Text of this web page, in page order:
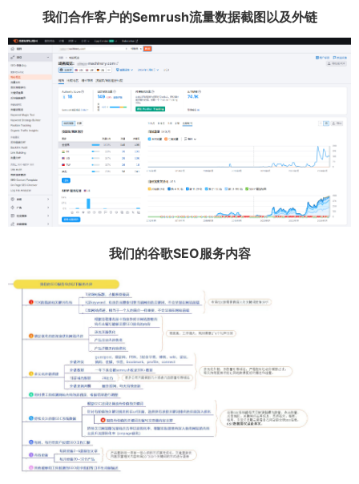
我们合作客户的Semrush流量数据截图以及外链
我们的谷歌SEO服务内容